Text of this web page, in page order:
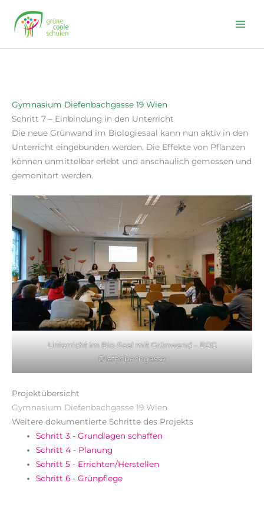
content
Gymnasium Diefenbachgasse 19 Wien
Schritt 7 – Einbindung in den Unterricht
Die neue Grünwand im Biologiesaal kann nun aktiv in den
Unterricht eingebunden werden. Die Effekte von Pflanzen
können unmittelbar erlebt und anschaulich gemessen und
gemonitort werden.
Unterricht im Bio-Saal mit Grünwand – BRG
Diefenbachgasse
Projektübersicht
Gymnasium Diefenbachgasse 19 Wien
Weitere dokumentierte Schritte des Projekts
Schritt 3 - Grundlagen schaffen
Schritt 4 - Planung
Schritt 5 - Errichten/Herstellen
Schritt 6 - Grünpflege